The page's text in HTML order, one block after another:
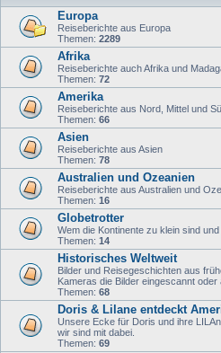
Europa
Reiseberichte aus Europa
Themen: 2289
Afrika
Reiseberichte auch Afrika und
Themen: 72
Amerika
Reiseberichte aus Nord, Mittel und
Themen: 66
Asien
Reiseberichte aus Asien
Themen: 78
Australien und Ozeanien
Reiseberichte aus Australien und
Themen: 16
Globetrotter
Wem die Kontinente zu klein sind
Themen: 14
Historisches Weltweit
Bilder und Reisegeschichten aus
Kameras die Bilder eingescannt
Themen: 68
Doris & Lilane entdeckt
Unsere Ecke für Doris und ihre
wir sind mit dabei.
Themen: 69